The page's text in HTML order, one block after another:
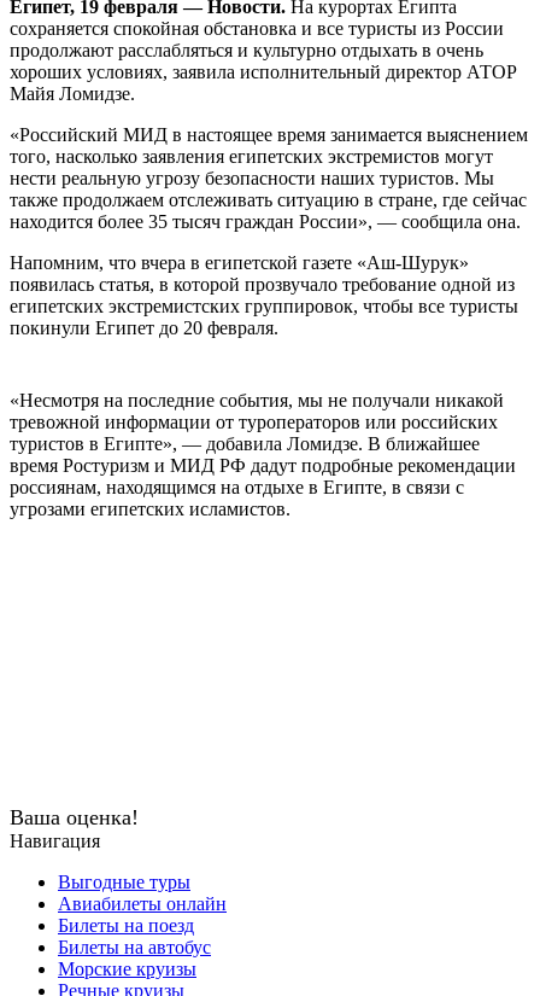
Египет, 19 февраля — Новости. На курортах Египта
сохраняется спокойная обстановка и все туристы из России
продолжают расслабляться и культурно отдыхать в очень
хороших условиях, заявила исполнительный директор АТОР
Майя Ломидзе.
«Российский МИД в настоящее время занимается выяснением
того, насколько заявления египетских экстремистов могут
нести реальную угрозу безопасности наших туристов. Мы
также продолжаем отслеживать ситуацию в стране, где сейчас
находится более 35 тысяч граждан России», — сообщила она.
Напомним, что вчера в египетской газете «Аш-Шурук»
появилась статья, в которой прозвучало требование одной из
египетских экстремистских группировок, чтобы все туристы
покинули Египет до 20 февраля.
«Несмотря на последние события, мы не получали никакой
тревожной информации от туроператоров или российских
туристов в Египте», — добавила Ломидзе. В ближайшее
время Ростуризм и МИД РФ дадут подробные рекомендации
россиянам, находящимся на отдыхе в Египте, в связи с
угрозами египетских исламистов.
Ваша оценка!
Навигация
Выгодные туры
Авиабилеты онлайн
Билеты на поезд
Билеты на автобус
Морские круизы
Речные круизы